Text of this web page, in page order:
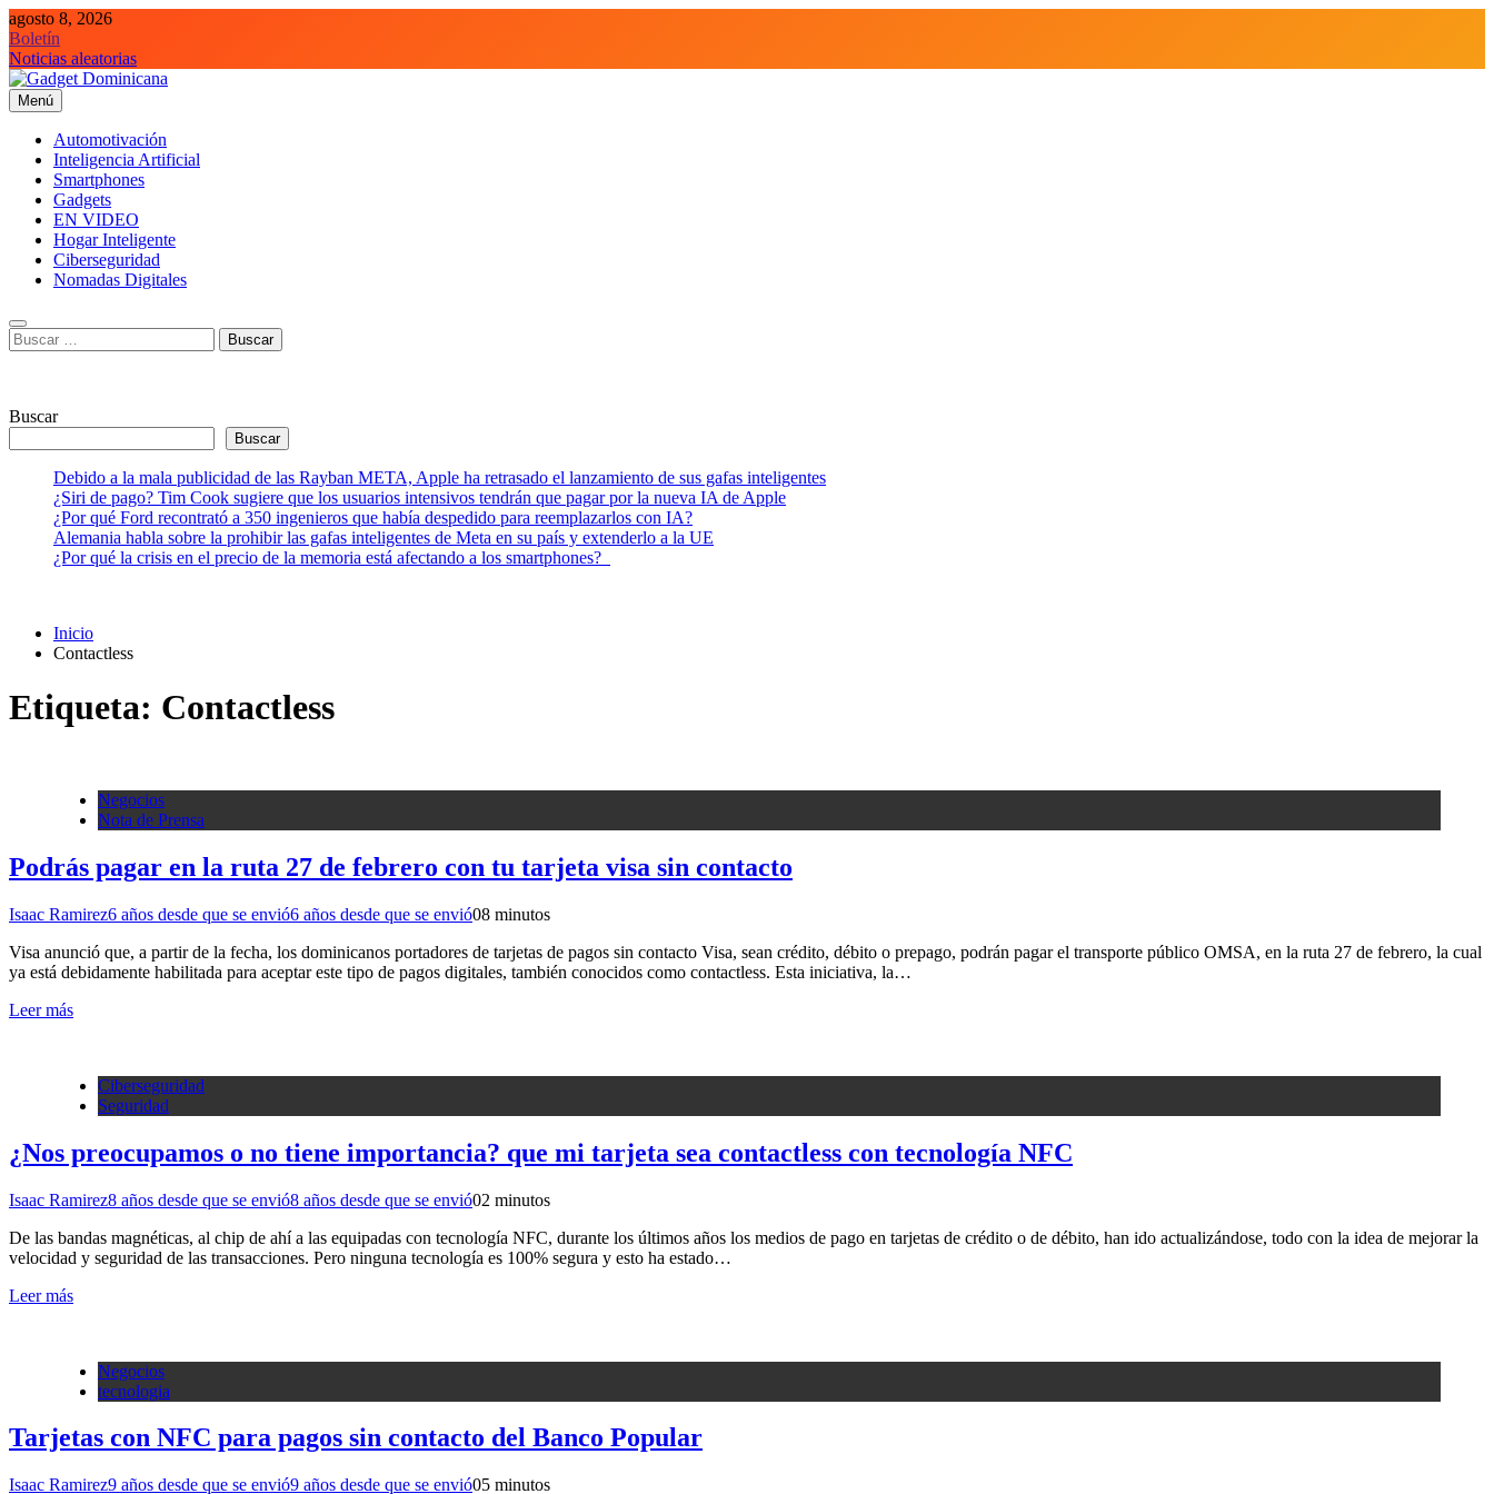
Saltar
al
contenido
agosto 8, 2026
Boletín
Noticias aleatorias
Gadget Dominicana
Gadgets, Autos y Tecnología de consumo
Menú
Automotivación
Inteligencia Artificial
Smartphones
Gadgets
EN VIDEO
Hogar Inteligente
Ciberseguridad
Nomadas Digitales
Buscar:
Buscar
Buscar
Debido a la mala publicidad de las Rayban META, Apple ha retrasado el lanzamiento de sus gafas inteligentes
¿Siri de pago? Tim Cook sugiere que los usuarios intensivos tendrán que pagar por la nueva IA de Apple
¿Por qué Ford recontrató a 350 ingenieros que había despedido para reemplazarlos con IA?
Alemania habla sobre la prohibir las gafas inteligentes de Meta en su país y extenderlo a la UE
¿Por qué la crisis en el precio de la memoria está afectando a los smartphones?
Inicio
Contactless
Etiqueta: Contactless
Negocios
Nota de Prensa
Podrás pagar en la ruta 27 de febrero con tu tarjeta visa sin contacto
Isaac Ramirez6 años desde que se envió6 años desde que se envió08 minutos
Visa anunció que, a partir de la fecha, los dominicanos portadores de tarjetas de pagos sin contacto Visa, sean crédito, débito o prepago, podrán pagar el transporte público OMSA, en la ruta 27 de febrero, la cual
ya está debidamente habilitada para aceptar este tipo de pagos digitales, también conocidos como contactless. Esta iniciativa, la…
Leer más
Ciberseguridad
Seguridad
¿Nos preocupamos o no tiene importancia? que mi tarjeta sea contactless con tecnología NFC
Isaac Ramirez8 años desde que se envió8 años desde que se envió02 minutos
De las bandas magnéticas, al chip de ahí a las equipadas con tecnología NFC, durante los últimos años los medios de pago en tarjetas de crédito o de débito, han ido actualizándose, todo con la idea de mejorar la
velocidad y seguridad de las transacciones. Pero ninguna tecnología es 100% segura y esto ha estado…
Leer más
Negocios
tecnologia
Tarjetas con NFC para pagos sin contacto del Banco Popular
Isaac Ramirez9 años desde que se envió9 años desde que se envió05 minutos